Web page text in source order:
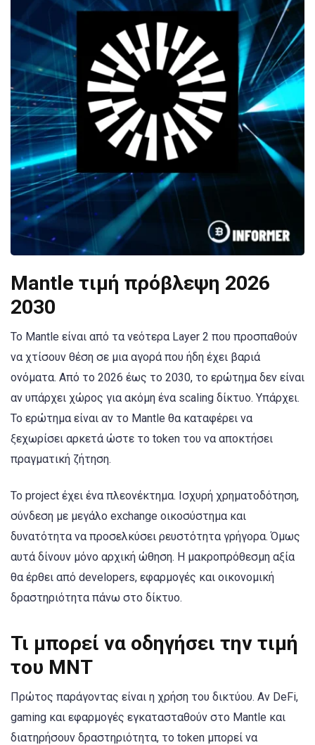
Mantle τιμή πρόβλεψη 2026
2030
Το Mantle είναι από τα νεότερα Layer 2 που προσπαθούν
να χτίσουν θέση σε μια αγορά που ήδη έχει βαριά
ονόματα. Από το 2026 έως το 2030, το ερώτημα δεν είναι
αν υπάρχει χώρος για ακόμη ένα scaling δίκτυο. Υπάρχει.
Το ερώτημα είναι αν το Mantle θα καταφέρει να
ξεχωρίσει αρκετά ώστε το token του να αποκτήσει
πραγματική ζήτηση.
Το project έχει ένα πλεονέκτημα. Ισχυρή χρηματοδότηση,
σύνδεση με μεγάλο exchange οικοσύστημα και
δυνατότητα να προσελκύσει ρευστότητα γρήγορα. Όμως
αυτά δίνουν μόνο αρχική ώθηση. Η μακροπρόθεσμη αξία
θα έρθει από developers, εφαρμογές και οικονομική
δραστηριότητα πάνω στο δίκτυο.
Τι μπορεί να οδηγήσει την τιμή
του MNT
Πρώτος παράγοντας είναι η χρήση του δικτύου. Αν DeFi,
gaming και εφαρμογές εγκατασταθούν στο Mantle και
διατηρήσουν δραστηριότητα, το token μπορεί να